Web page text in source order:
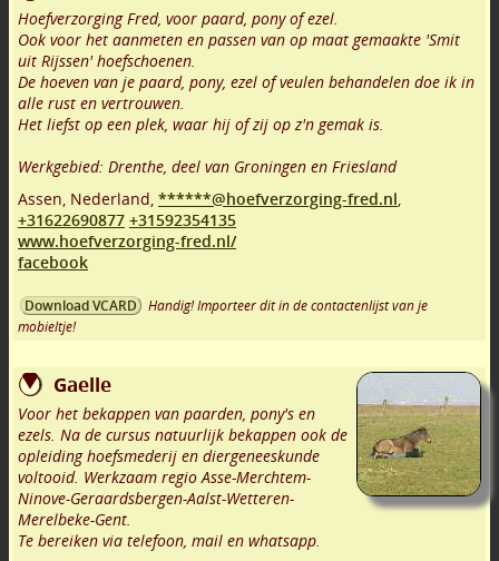
Hoefverzorging Fred, voor paard, pony of ezel.
Ook voor het aanmeten en passen van op maat gemaakte 'Smit
uit Rijssen' hoefschoenen.
De hoeven van je paard, pony, ezel of veulen behandelen doe ik in
alle rust en vertrouwen.
Het liefst op een plek, waar hij of zij op z'n gemak is.
Werkgebied: Drenthe, deel van Groningen en Friesland
Assen, Nederland, ******@hoefverzorging-fred.nl,
+31622690877 +31592354135
www.hoefverzorging-fred.nl/
facebook
Download VCARD
Handig! Importeer dit in de contactenlijst van je
mobieltje!
Gaelle
Voor het bekappen van paarden, pony's en
ezels. Na de cursus natuurlijk bekappen ook de
opleiding hoefsmederij en diergeneeskunde
voltooid. Werkzaam regio Asse-Merchtem-
Ninove-Geraardsbergen-Aalst-Wetteren-
Merelbeke-Gent.
Te bereiken via telefoon, mail en whatsapp.